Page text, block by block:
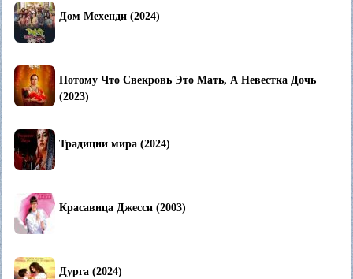
Дом Мехенди (2024)
Потому Что Свекровь Это Мать, А Невестка Дочь
(2023)
Традиции мира (2024)
Красавица Джесси (2003)
Дурга (2024)